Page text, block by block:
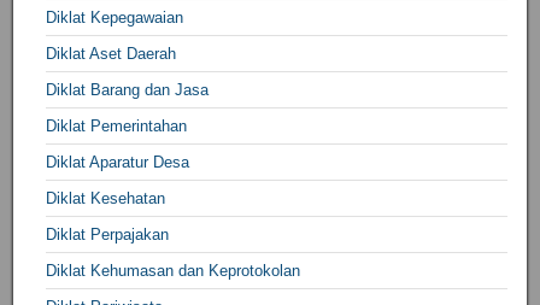
Diklat Kepegawaian
Diklat Aset Daerah
Diklat Barang dan Jasa
Diklat Pemerintahan
Diklat Aparatur Desa
Diklat Kesehatan
Diklat Perpajakan
Diklat Kehumasan dan Keprotokolan